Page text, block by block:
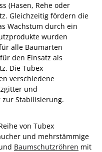
(Hasen, Rehe oder
Gleichzeitig fördern die
Wachstum durch ein
wurden
alle Baumarten
den Einsatz als
Die Tubex
verschiedene
und
zur Stabilisierung.
von Tubex
und mehrstämmige
Baumschutzröhren mit